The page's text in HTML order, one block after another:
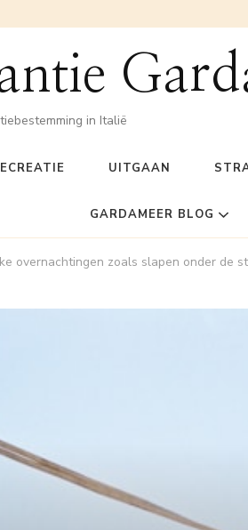
in Italië
UITGAAN
GARDAMEER BLOG
overnachtingen zoals slapen onder de